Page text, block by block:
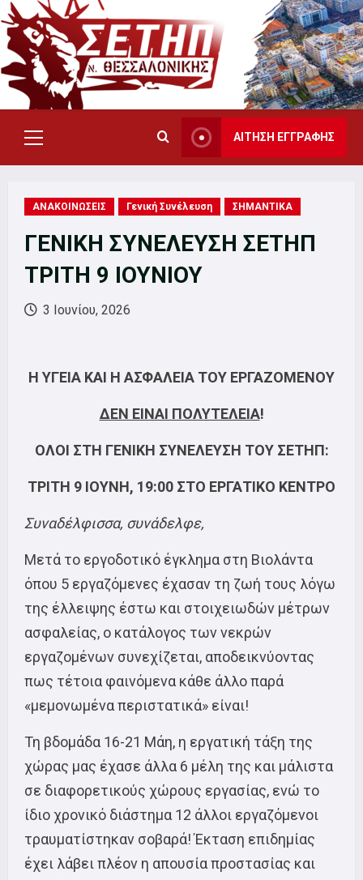
Skip
to
content
Primary
Menu
ΑΙΤΗΣΗ ΕΓΓΡΑΦΗΣ
ΑΝΑΚΟΙΝΩΣΕΙΣ Γενική Συνέλευση ΣΗΜΑΝΤΙΚΑ
ΓΕΝΙΚΗ ΣΥΝΕΛΕΥΣΗ ΣΕΤΗΠ
ΤΡΙΤΗ 9 ΙΟΥΝΙΟΥ
3 Ιουνίου, 2026
Η ΥΓΕΙΑ ΚΑΙ Η ΑΣΦΑΛΕΙΑ ΤΟΥ ΕΡΓΑΖΟΜΕΝΟΥ
ΔΕΝ ΕΙΝΑΙ ΠΟΛΥΤΕΛΕΙΑ!
ΟΛΟΙ ΣΤΗ ΓΕΝΙΚΗ ΣΥΝΕΛΕΥΣΗ ΤΟΥ ΣΕΤΗΠ:
ΤΡΙΤΗ 9 ΙΟΥΝΗ, 19:00 ΣΤΟ ΕΡΓΑΤΙΚΟ ΚΕΝΤΡΟ
Συναδέλφισσα, συνάδελφε,
Μετά το εργοδοτικό έγκλημα στη Βιολάντα
όπου 5 εργαζόμενες έχασαν τη ζωή τους λόγω
της έλλειψης έστω και στοιχειωδών μέτρων
ασφαλείας, ο κατάλογος των νεκρών
εργαζομένων συνεχίζεται, αποδεικνύοντας
πως τέτοια φαινόμενα κάθε άλλο παρά
«μεμονωμένα περιστατικά» είναι!
Τη βδομάδα 16-21 Μάη, η εργατική τάξη της
χώρας μας έχασε άλλα 6 μέλη της και μάλιστα
σε διαφορετικούς χώρους εργασίας, ενώ το
ίδιο χρονικό διάστημα 12 άλλοι εργαζόμενοι
τραυματίστηκαν σοβαρά! Έκταση επιδημίας
έχει λάβει πλέον η απουσία προστασίας και